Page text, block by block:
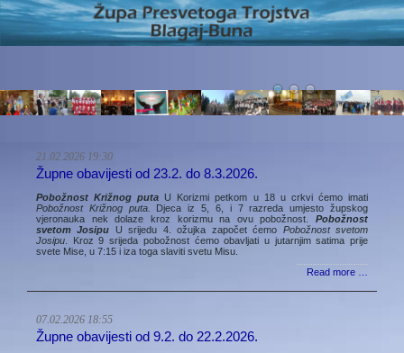
21.02.2026 19:30
Župne obavijesti od 23.2. do 8.3.2026.
Pobožnost Križnog putaU Korizmi petkom u 18 u crkvi ćemo imati
Pobožnost Križnog puta. Djeca iz 5, 6, i 7 razreda umjesto župskog
vjeronauka nek dolaze kroz korizmu na ovu pobožnost. Pobožnost
svetom Josipu U srijedu 4. ožujka započet ćemo Pobožnost svetom
Josipu . Kroz 9 srijeda pobožnost ćemo obavljati u jutarnjim satima prije
svete Mise, u 7:15 i iza toga slaviti svetu Misu.
Read more …
07.02.2026 18:55
Župne obavijesti od 9.2. do 22.2.2026.